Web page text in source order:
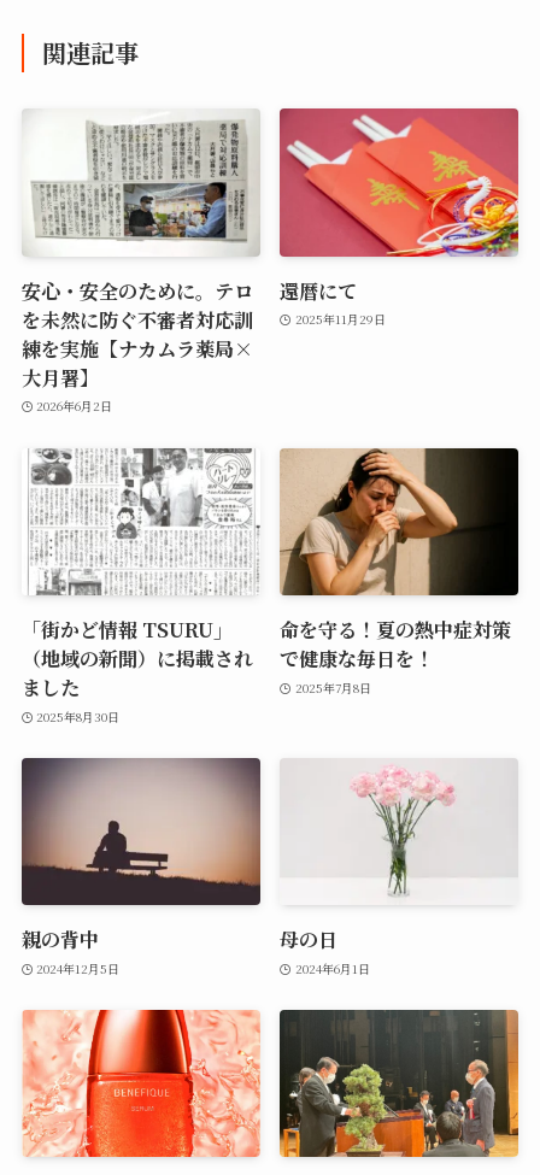
関連記事
安心・安全のために。テロ
を未然に防ぐ不審者対応訓
練を実施【ナカムラ薬局×
大月署】
2026年6月2日
還暦にて
2025年11月29日
「街かど情報 TSURU」
（地域の新聞）に掲載され
ました
2025年8月30日
命を守る！夏の熱中症対策
で健康な毎日を！
2025年7月8日
親の背中
2024年12月5日
母の日
2024年6月1日